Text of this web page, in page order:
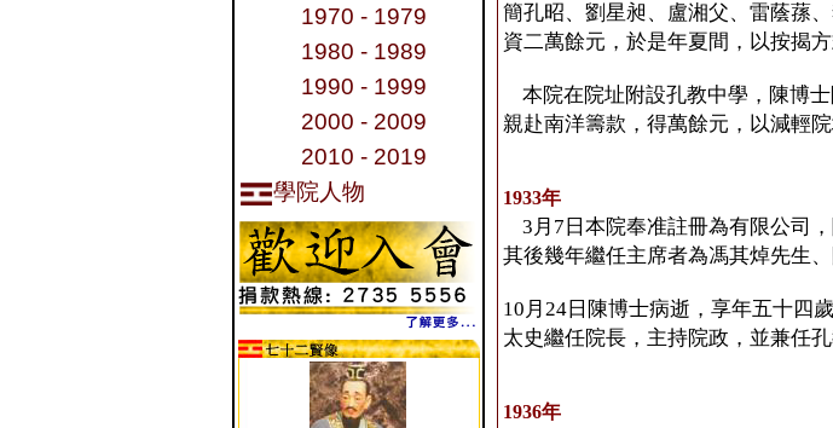
1970 - 1979
1980 - 1989
1990 - 1999
2000 - 2009
2010 - 2019
學院人物
簡孔昭、劉星昶、盧湘父、雷蔭蓀
資二萬餘元，於是年夏間，以按揭
本院在院址附設孔教中學，陳博
親赴南洋籌款，得萬餘元，以減輕院
1933年
3月7日本院奉准註冊為有限公司
其後幾年繼任主席者為馮其焯先生
10月24日陳博士病逝，享年五十四
太史繼任院長，主持院政，並兼任孔
1936年